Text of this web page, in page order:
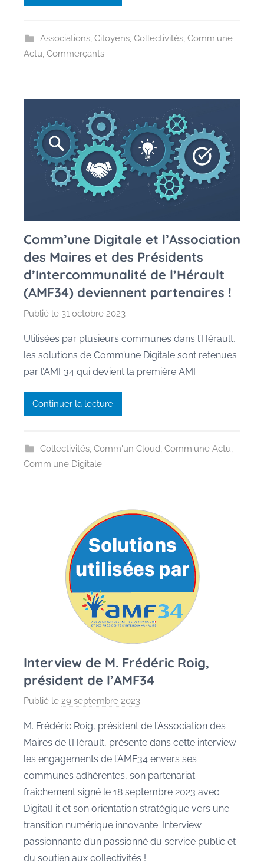
s
Associations, Citoyens, Collectivités, Comm'une
Actu, Commerçants
Comm’une Digitale et l’Association
des Maires et des Présidents
d’Intercommunalité de l’Hérault
(AMF34) deviennent partenaires !
Publié le 31 octobre 2023
r
P
e
a
e
Utilisées par plusieurs communes dans l’Hérault,
les solutions de Comm’une Digitale sont retenues
par l’AMF34 qui devient la première AMF
Continuer la lecture
Collectivités, Comm'un Cloud, Comm'une Actu,
Comm'une Digitale
Interview de M. Frédéric Roig,
président de l’AMF34
Publié le 29 septembre 2023
r
P
e
g
g
y
G
a
u
M. Frédéric Roig, président de l’Association des
Maires de l’Hérault, présente dans cette interview
les engagements de l’AMF34 envers ses
communes adhérentes, son partenariat
fraîchement signé le 18 septembre 2023 avec
DigitalFit et son orientation stratégique vers une
transition numérique innovante. Interview
passionnante d’un passionné du service public et
du soutien aux collectivités !